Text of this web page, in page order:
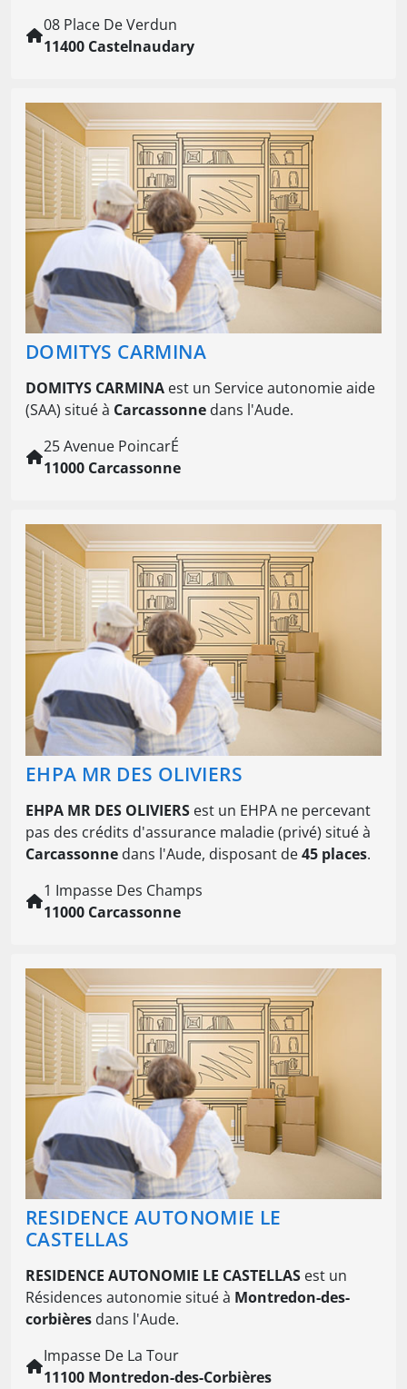
08 Place De Verdun
11400 Castelnaudary
DOMITYS CARMINA
DOMITYS CARMINA est un Service autonomie aide
(SAA) situé à Carcassonne dans l'Aude.
25 Avenue PoincarÉ
11000 Carcassonne
EHPA MR DES OLIVIERS
EHPA MR DES OLIVIERS est un EHPA ne percevant
pas des crédits d'assurance maladie (privé) situé à
Carcassonne dans l'Aude, disposant de45 places.
1 Impasse Des Champs
11000 Carcassonne
RESIDENCE AUTONOMIE LE
CASTELLAS
RESIDENCE AUTONOMIE LE CASTELLAS est un
Résidences autonomie situé à Montredon-des-
corbières dans l'Aude.
Impasse De La Tour
11100 Montredon-des-Corbières